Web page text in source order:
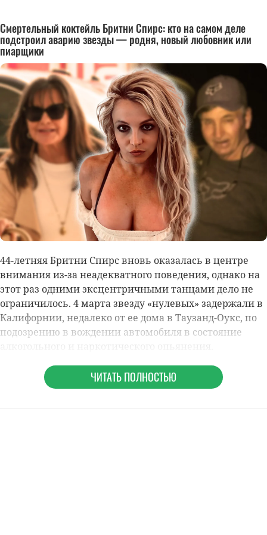
Смертельный коктейль Бритни Спирс: кто на самом деле
подстроил аварию звезды — родня, новый любовник или
пиарщики
44-летняяБритни Спирсвновь оказалась в центре
внимания из-за неадекватного поведения, однако на
этот раз одними эксцентричными танцами дело не
ограничилось. 4 марта звезду «нулевых» задержали в
Калифорнии, недалеко от ее дома в Таузанд-Оукс, по
подозрению в вождении автомобиля в состояние
ЧИТАТЬ ПОЛНОСТЬЮ